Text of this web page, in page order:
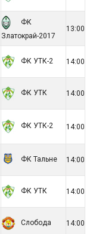
ФК
Златокрай-2017
13:00
ФК УТК-2 14:00
ФК УТК 14:00
ФК УТК-2 14:00
ФК Тальне 14:00
ФК УТК 14:00
Слобода 14:00